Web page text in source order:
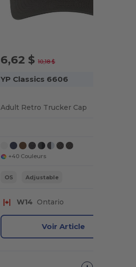
6,62 $10,18 $
YP Classics 6606
Adult Retro Trucker Cap
+40 Couleurs
OS Adjustable
W14 Ontario
Voir Article